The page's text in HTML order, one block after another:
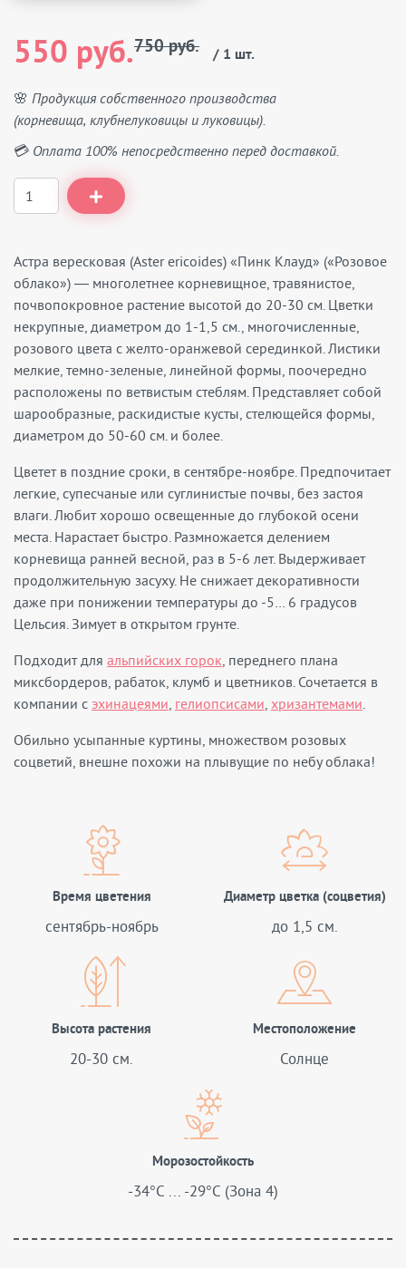
550 руб.750 руб. / 1 шт.
🌸 Продукция собственного производства
(корневища, клубнелуковицы и луковицы).
💳 Оплата 100% непосредственно перед доставкой.
Астра вересковая (Aster ericoides) «Пинк Клауд» («Розовое
облако») ― многолетнее корневищное, травянистое,
почвопокровное растение высотой до 20-30 см. Цветки
некрупные, диаметром до 1-1,5 см., многочисленные,
розового цвета с желто-оранжевой серединкой. Листики
мелкие, темно-зеленые, линейной формы, поочередно
расположены по ветвистым стеблям. Представляет собой
шарообразные, раскидистые кусты, стелющейся формы,
диаметром до 50-60 см. и более.
Цветет в поздние сроки, в сентябре-ноябре. Предпочитает
легкие, супесчаные или суглинистые почвы, без застоя
влаги. Любит хорошо освещенные до глубокой осени
места. Нарастает быстро. Размножается делением
корневища ранней весной, раз в 5-6 лет. Выдерживает
продолжительную засуху. Не снижает декоративности
даже при понижении температуры до -5… 6 градусов
Цельсия. Зимует в открытом грунте.
Подходит для альпийских горок, переднего плана
миксбордеров, рабаток, клумб и цветников. Сочетается в
компании с эхинацеями, гелиопсисами, хризантемами.
Обильно усыпанные куртины, множеством розовых
соцветий, внешне похожи на плывущие по небу облака!
Время цветения
сентябрь-ноябрь
Диаметр цветка (соцветия)
до 1,5 см.
Высота растения
20-30 см.
Местоположение
Солнце
Морозостойкость
-34°C ... -29°C (Зона 4)